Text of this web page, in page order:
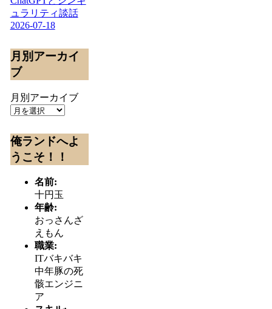
ュラリティ談話
2026-07-18
月別アーカイ
ブ
月別アーカイブ
俺ランドへよ
うこそ！！
名前:
十円玉
年齢:
おっさんざ
えもん
職業:
ITバキバキ
中年豚の死
骸エンジニ
ア